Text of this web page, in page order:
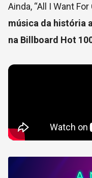
Ainda, “All I Want
música da história
na Billboard Hot